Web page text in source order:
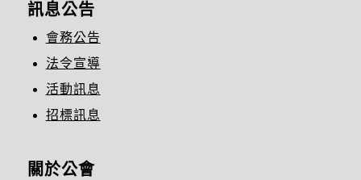
訊息公告
會務公告
法令宣導
活動訊息
招標訊息
關於公會